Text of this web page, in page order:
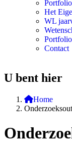
Portfolio
Het
WL
Portfolio
Contact
U bent hier
Home